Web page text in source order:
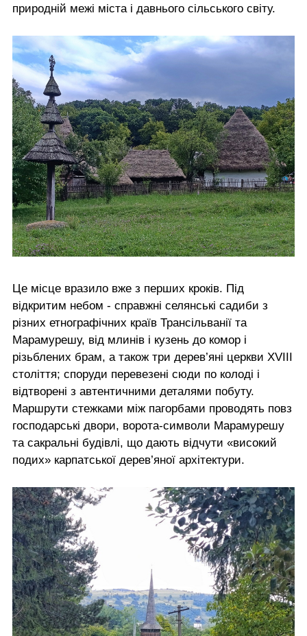
природній межі міста і давнього сільського світу.
Це місце вразило вже з перших кроків. Під
відкритим небом - справжні селянські садиби з
різних етнографічних країв Трансільванії та
Марамурешу, від млинів і кузень до комор і
різьблених брам, а також три дерев’яні церкви XVIII
століття; споруди перевезені сюди по колоді і
відтворені з автентичними деталями побуту.
Маршрути стежками між пагорбами проводять повз
господарські двори, ворота-символи Марамурешу
та сакральні будівлі, що дають відчути «високий
подих» карпатської дерев’яної архітектури.